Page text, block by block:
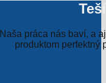
Naša práca nás baví, a
produktom perfektný